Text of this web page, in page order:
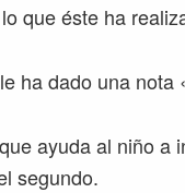
que éste ha
ha dado una nota
ayuda al niño a
segundo.